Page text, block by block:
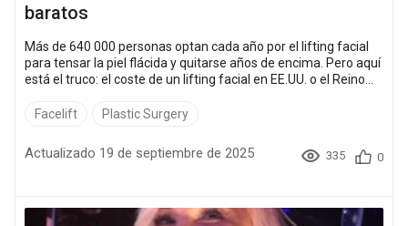
baratos
Más de 640 000 personas optan cada año por el lifting facial
para tensar la piel flácida y quitarse años de encima. Pero aquí
está el truco: el coste de un lifting facial en EE.UU. o el Reino
noticia? En Tailandia, Turquía o México puede ahorrar hasta un
cómo puede someterse a un lifting facial por una fracci&o...
Facelift Plastic Surgery
Actualizado 19 de septiembre de 2025 335 0